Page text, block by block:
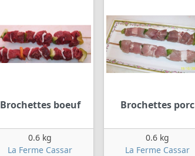
Brochettes boeuf
0.6 kg
La Ferme Cassar
Brochettes porc
0.6 kg
La Ferme Cassar